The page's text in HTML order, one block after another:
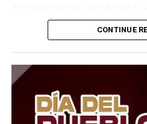
lesiones.
posteriormente vinculado a
iniciales de la investigación.
el proceso concluyó con la
condenatorio.
CONTINUE